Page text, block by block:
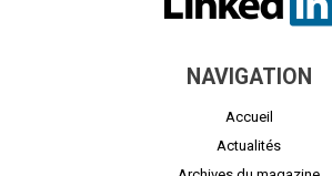
NAVIGATION
Accueil
Actualités